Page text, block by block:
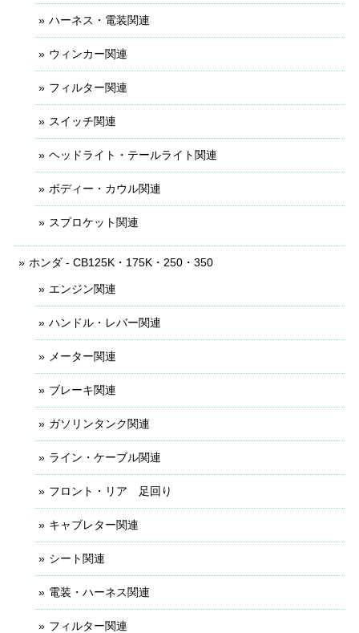
ハーネス・電装関連
ウィンカー関連
フィルター関連
スイッチ関連
ヘッドライト・テールライト関連
ボディー・カウル関連
スプロケット関連
ホンダ - CB125K・175K・250・350
エンジン関連
ハンドル・レバー関連
メーター関連
ブレーキ関連
ガソリンタンク関連
ライン・ケーブル関連
フロント・リア 足回り
キャブレター関連
シート関連
電装・ハーネス関連
フィルター関連